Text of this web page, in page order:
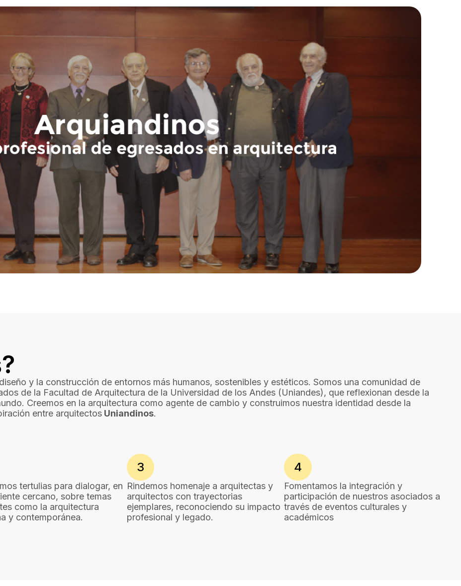
y la construcción de entornos más humanos, sostenibles y estéticos. Somos una comunidad de
de la Facultad de Arquitectura de la Universidad de los Andes (Uniandes), que reflexionan desde la
Creemos en la arquitectura como agente de cambio y construimos nuestra identidad desde la
entre arquitectos Uniandinos.
tertulias para dialogar, en
cercano, sobre temas
como la arquitectura
y contemporánea.
3
Rindemos homenaje a arquitectas y
arquitectos con trayectorias
ejemplares, reconociendo su impacto
profesional y legado.
4
Fomentamos la integración y
participación de nuestros asociados a
través de eventos culturales y
académicos